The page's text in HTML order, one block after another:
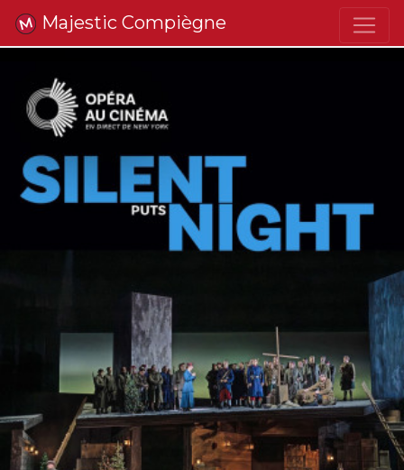
Majestic Compiègne